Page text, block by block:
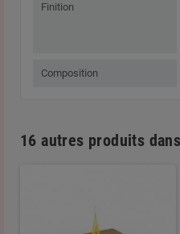
Finition
Composition
16 autres produits